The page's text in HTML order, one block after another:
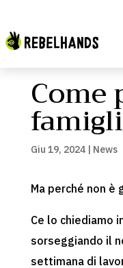
Come
Giu 19, 2024| News
Ma perché non è
Ce lo chiediamo
sorseggiando il
settimana di